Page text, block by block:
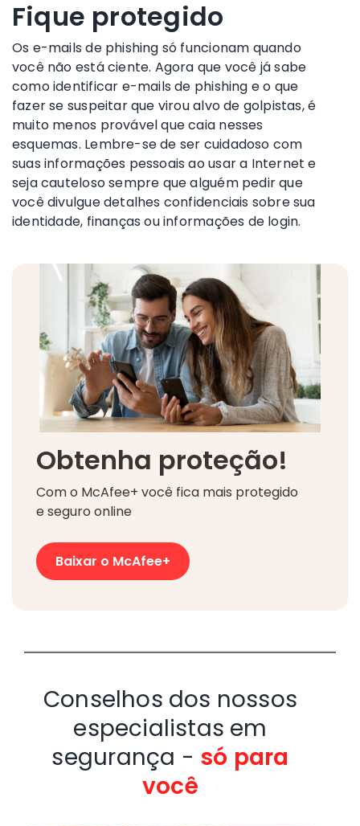
Fique protegido
Os e-mails de phishing só funcionam quando
você não está ciente. Agora que você já sabe
como identificar e-mails de phishing e o que
fazer se suspeitar que virou alvo de golpistas, é
muito menos provável que caia nesses
esquemas. Lembre-se de ser cuidadoso com
suas informações pessoais ao usar a Internet e
seja cauteloso sempre que alguém pedir que
você divulgue detalhes confidenciais sobre sua
identidade, finanças ou informações de login.
Obtenha proteção!
Com o McAfee+ você fica mais protegido
e seguro online
Baixar o McAfee+
Conselhos dos nossos
especialistas em
segurança - só para
você